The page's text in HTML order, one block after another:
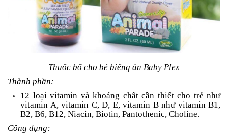
Thuốc bổ cho bé biếng ăn Baby Plex
Thành phần:
12 loại vitamin và khoáng chất cần thiết cho trẻ như
vitamin A, vitamin C, D, E, vitamin B như vitamin B1,
B2, B6, B12, Niacin, Biotin, Pantothenic, Choline.
Công dụng: